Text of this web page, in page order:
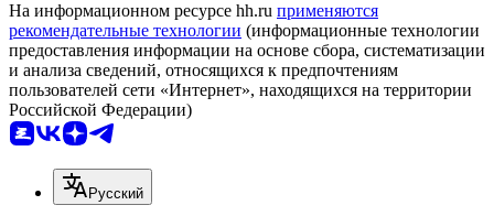
На информационном ресурсе hh.ru применяются
рекомендательные технологии (информационные технологии
предоставления информации на основе сбора, систематизации
и анализа сведений, относящихся к предпочтениям
пользователей сети «Интернет», находящихся на территории
Российской Федерации)
Русский